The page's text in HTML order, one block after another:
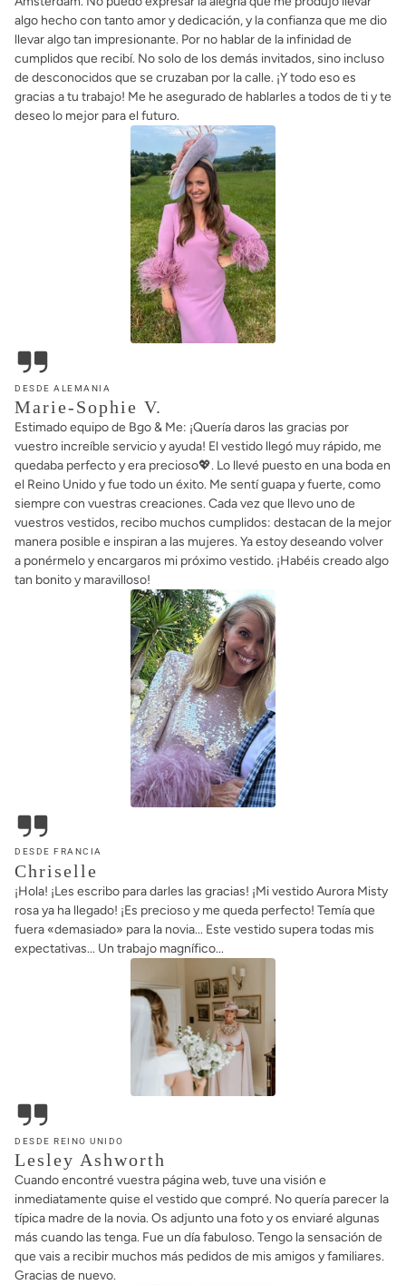
algo hecho con tanto amor y dedicación, y la confianza que me dio
llevar algo tan impresionante. Por no hablar de la infinidad de
cumplidos que recibí. No solo de los demás invitados, sino incluso
de desconocidos que se cruzaban por la calle. ¡Y todo eso es
gracias a tu trabajo! Me he asegurado de hablarles a todos de ti y te
deseo lo mejor para el futuro.
DESDE ALEMANIA
Marie-Sophie V.
Estimado equipo de Bgo & Me: ¡Quería daros las gracias por
vuestro increíble servicio y ayuda! El vestido llegó muy rápido, me
quedaba perfecto y era precioso💖. Lo llevé puesto en una boda en
el Reino Unido y fue todo un éxito. Me sentí guapa y fuerte, como
siempre con vuestras creaciones. Cada vez que llevo uno de
vuestros vestidos, recibo muchos cumplidos: destacan de la mejor
manera posible e inspiran a las mujeres. Ya estoy deseando volver
a ponérmelo y encargaros mi próximo vestido. ¡Habéis creado algo
tan bonito y maravilloso!
DESDE FRANCIA
Chriselle
¡Hola! ¡Les escribo para darles las gracias! ¡Mi vestido Aurora Misty
rosa ya ha llegado! ¡Es precioso y me queda perfecto! Temía que
fuera «demasiado» para la novia... Este vestido supera todas mis
expectativas... Un trabajo magnífico...
DESDE REINO UNIDO
Lesley Ashworth
Cuando encontré vuestra página web, tuve una visión e
inmediatamente quise el vestido que compré. No quería parecer la
típica madre de la novia. Os adjunto una foto y os enviaré algunas
más cuando las tenga. Fue un día fabuloso. Tengo la sensación de
que vais a recibir muchos más pedidos de mis amigos y familiares.
Gracias de nuevo.